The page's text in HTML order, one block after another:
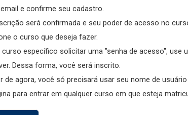
e confirme seu cadastro.
será confirmada e seu poder de acesso no
o curso que deseja fazer.
curso específico solicitar uma "senha de acesso", use
Dessa forma, você será inscrito.
de agora, você só precisará usar seu nome de
para entrar em qualquer curso em que esteja